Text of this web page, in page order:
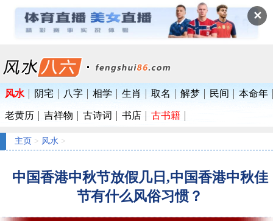
✕
风水 阴宅 八字 相学 生肖 取名 解梦 民间 本命年
老黄历 吉祥物 古诗词 书店 古书籍
主页 > 风水 >
中国香港中秋节放假几日,中国香港中秋佳
节有什么风俗习惯？